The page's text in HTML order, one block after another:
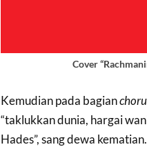
Cover
Kemudian pada bagian
“taklukkan dunia, hargai
Hades”, sang dewa kematian.